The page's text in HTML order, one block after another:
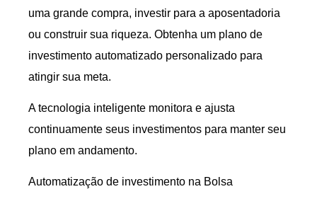
uma grande compra, investir para a aposentadoria
ou construir sua riqueza. Obtenha um plano de
investimento automatizado personalizado para
atingir sua meta.
A tecnologia inteligente monitora e ajusta
continuamente seus investimentos para manter seu
plano em andamento.
Automatização de investimento na Bolsa